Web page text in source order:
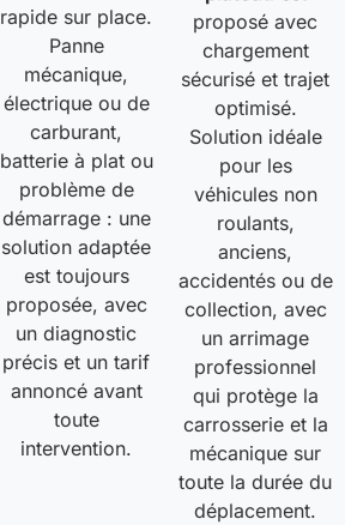
rapide sur place.
Panne
mécanique,
électrique ou de
carburant,
batterie à plat ou
problème de
démarrage : une
solution adaptée
est toujours
proposée, avec
un diagnostic
précis et un tarif
annoncé avant
toute
intervention.
proposé avec
chargement
sécurisé et trajet
optimisé.
Solution idéale
pour les
véhicules non
roulants,
anciens,
accidentés ou de
collection, avec
un arrimage
professionnel
qui protège la
carrosserie et la
mécanique sur
toute la durée du
déplacement.